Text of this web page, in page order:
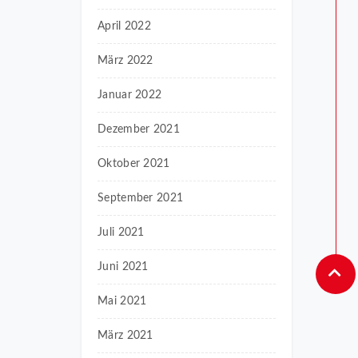
April 2022
März 2022
Januar 2022
Dezember 2021
Oktober 2021
September 2021
Juli 2021
Juni 2021
Mai 2021
März 2021